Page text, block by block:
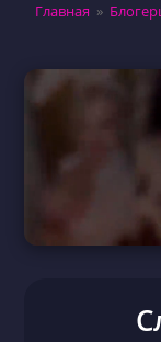
Главная »